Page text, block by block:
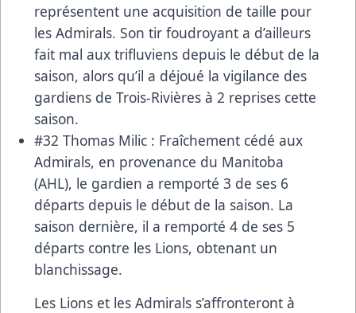
représentent une acquisition de taille pour
les Admirals. Son tir foudroyant a d’ailleurs
fait mal aux trifluviens depuis le début de la
saison, alors qu’il a déjoué la vigilance des
gardiens de Trois-Rivières à 2 reprises cette
saison.
#32 Thomas Milic : Fraîchement cédé aux
Admirals, en provenance du Manitoba
(AHL), le gardien a remporté 3 de ses 6
départs depuis le début de la saison. La
saison dernière, il a remporté 4 de ses 5
départs contre les Lions, obtenant un
blanchissage.
Les Lions et les Admirals s’affronteront à